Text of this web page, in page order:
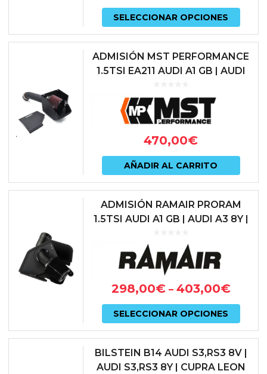
SELECCIONAR OPCIONES
Este
tiene
elegir
en
la
ADMISIÓN MST PERFORMANCE
1.5TSI EA211 AUDI A1 GB | AUDI
FORMENTOR | SEAT IBIZA KJ ...
470,00€
AÑADIR AL CARRITO
ADMISIÓN RAMAIR PRORAM
1.5TSI AUDI A1 GB | AUDI A3 8Y |
FORMENTOR | SEAT IBIZA KJ |
SEAT L...
298,00€– 403,00€
SELECCIONAR OPCIONES
Este
tiene
BILSTEIN B14 AUDI S3,RS3 8V |
AUDI S3,RS3 8Y | CUPRA LEON